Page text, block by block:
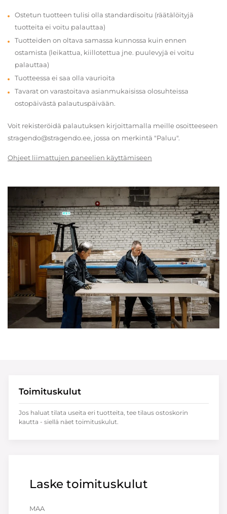
Ostetun tuotteen tulisi olla standardisoitu (räätälöityjä
tuotteita ei voitu palauttaa)
Tuotteiden on oltava samassa kunnossa kuin ennen
ostamista (leikattua, kiillotettua jne. puulevyjä ei voitu
palauttaa)
Tuotteessa ei saa olla vaurioita
Tavarat on varastoitava asianmukaisissa olosuhteissa
ostopäivästä palautuspäivään.
Voit rekisteröidä palautuksen kirjoittamalla meille osoitteeseen
stragendo@stragendo.ee, jossa on merkintä "Paluu".
Ohjeet liimattujen paneelien käyttämiseen
Laske toimituskulut
MAA
Toimituskulut
Jos haluat tilata useita eri tuotteita, tee tilaus ostoskorin
kautta - siellä näet toimituskulut.